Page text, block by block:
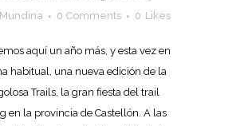
0 Comments 0 Likes
aquí un año más, y esta vez en
habitual, una nueva edición de la
Trails, la gran fiesta del trail
en la provincia de Castellón. A las